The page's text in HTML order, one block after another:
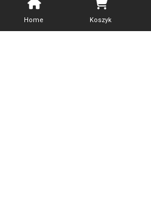
Home Koszyk